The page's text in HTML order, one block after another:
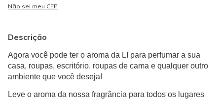
Não sei meu CEP
Descrição
Agora você pode ter o aroma da LI para perfumar a sua
casa, roupas, escritório, roupas de cama e qualquer outro
ambiente que você deseja!
Leve o aroma da nossa fragrância para todos os lugares